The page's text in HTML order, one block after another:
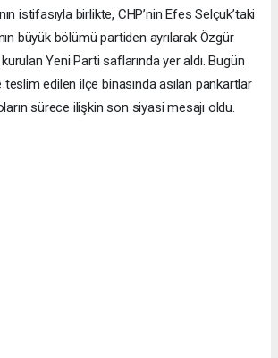
istifasıyla birlikte, CHP’nin Efes Selçuk’taki
büyük bölümü partiden ayrılarak Özgür
Yeni Parti saflarında yer aldı. Bugün
edilen ilçe binasında asılan pankartlar
sürece ilişkin son siyasi mesajı oldu.